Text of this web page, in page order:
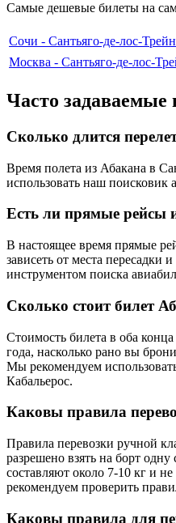
Самые дешевые билеты на
Сочи - Сантьяго-де-лос-
Москва - Сантьяго-де-лос-
Часто
Сколько длится
Время полета из Абакана в
использовать наш поисковик
Есть ли прямые рейсы
В настоящее время прямые
зависеть от места
инструментом поиска
Сколько стоит билет
Стоимость билета в оба
года, насколько рано вы
Мы рекомендуем
Кабальерос.
Каковы правила
Правила перевозки ручной
разрешено взять на борт
составляют около 7-10 кг и
рекомендуем проверить
Каковы правила для